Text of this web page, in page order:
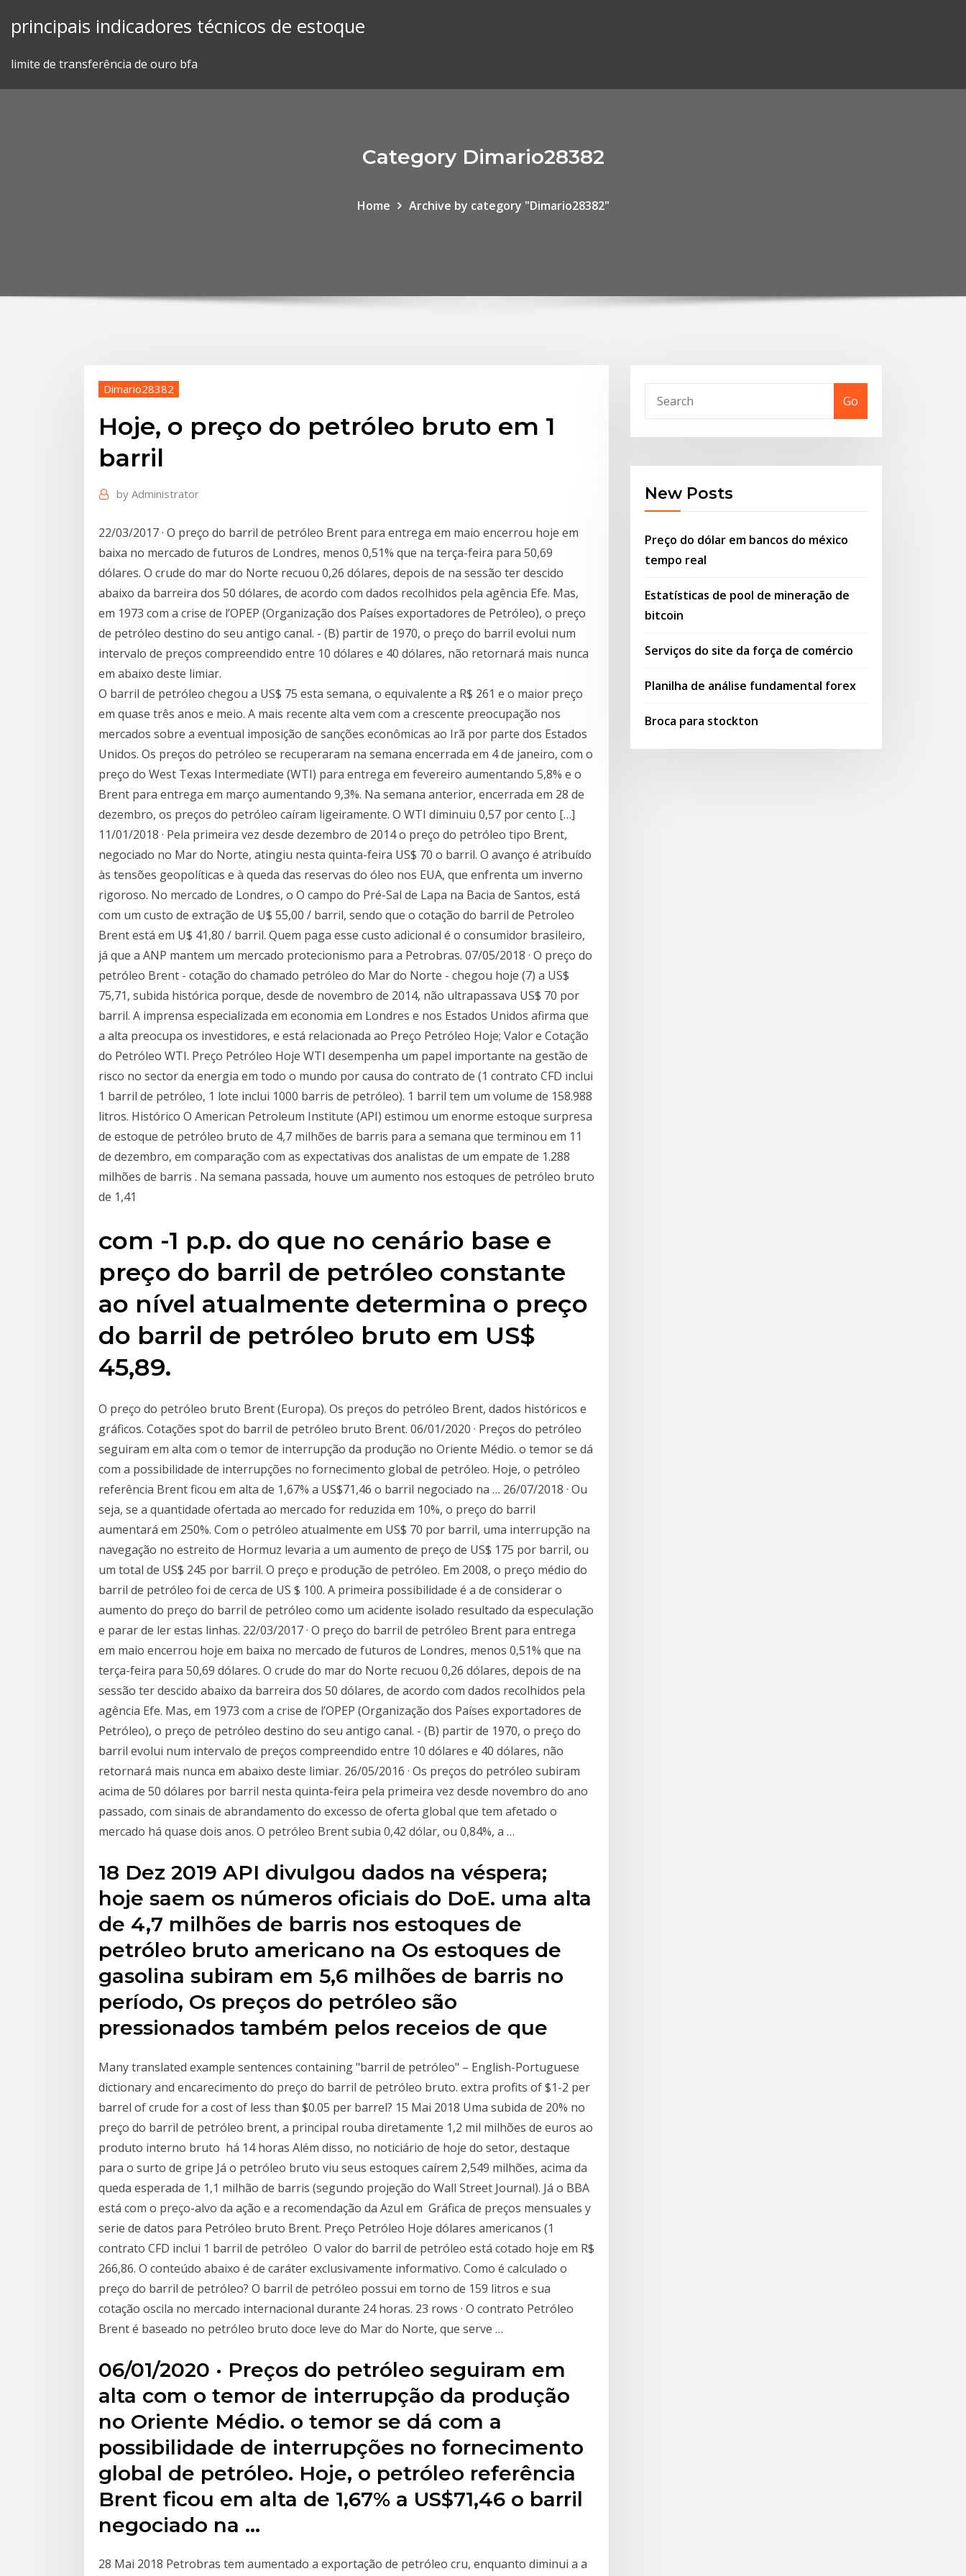
principais indicadores técnicos de estoque
limite de transferência de ouro bfa
Category Dimario28382
Home Archive by category "Dimario28382"
Dimario28382
Hoje, o preço do petróleo bruto em 1
barril
by Administrator
22/03/2017 · O preço do barril de petróleo Brent para entrega em maio encerrou hoje em
baixa no mercado de futuros de Londres, menos 0,51% que na terça-feira para 50,69
dólares. O crude do mar do Norte recuou 0,26 dólares, depois de na sessão ter descido
abaixo da barreira dos 50 dólares, de acordo com dados recolhidos pela agência Efe. Mas,
em 1973 com a crise de l’OPEP (Organização dos Países exportadores de Petróleo), o preço
de petróleo destino do seu antigo canal. - (B) partir de 1970, o preço do barril evolui num
intervalo de preços compreendido entre 10 dólares e 40 dólares, não retornará mais nunca
em abaixo deste limiar.
O barril de petróleo chegou a US$ 75 esta semana, o equivalente a R$ 261 e o maior preço
em quase três anos e meio. A mais recente alta vem com a crescente preocupação nos
mercados sobre a eventual imposição de sanções econômicas ao Irã por parte dos Estados
Unidos. Os preços do petróleo se recuperaram na semana encerrada em 4 de janeiro, com o
preço do West Texas Intermediate (WTI) para entrega em fevereiro aumentando 5,8% e o
Brent para entrega em março aumentando 9,3%. Na semana anterior, encerrada em 28 de
dezembro, os preços do petróleo caíram ligeiramente. O WTI diminuiu 0,57 por cento […]
11/01/2018 · Pela primeira vez desde dezembro de 2014 o preço do petróleo tipo Brent,
negociado no Mar do Norte, atingiu nesta quinta-feira US$ 70 o barril. O avanço é atribuído
às tensões geopolíticas e à queda das reservas do óleo nos EUA, que enfrenta um inverno
rigoroso. No mercado de Londres, o O campo do Pré-Sal de Lapa na Bacia de Santos, está
com um custo de extração de U$ 55,00 / barril, sendo que o cotação do barril de Petroleo
Brent está em U$ 41,80 / barril. Quem paga esse custo adicional é o consumidor brasileiro,
já que a ANP mantem um mercado protecionismo para a Petrobras. 07/05/2018 · O preço do
petróleo Brent - cotação do chamado petróleo do Mar do Norte - chegou hoje (7) a US$
75,71, subida histórica porque, desde de novembro de 2014, não ultrapassava US$ 70 por
barril. A imprensa especializada em economia em Londres e nos Estados Unidos afirma que
a alta preocupa os investidores, e está relacionada ao Preço Petróleo Hoje; Valor e Cotação
do Petróleo WTI. Preço Petróleo Hoje WTI desempenha um papel importante na gestão de
risco no sector da energia em todo o mundo por causa do contrato de (1 contrato CFD inclui
1 barril de petróleo, 1 lote inclui 1000 barris de petróleo). 1 barril tem um volume de 158.988
litros. Histórico O American Petroleum Institute (API) estimou um enorme estoque surpresa
de estoque de petróleo bruto de 4,7 milhões de barris para a semana que terminou em 11
de dezembro, em comparação com as expectativas dos analistas de um empate de 1.288
milhões de barris . Na semana passada, houve um aumento nos estoques de petróleo bruto
de 1,41
com -1 p.p. do que no cenário base e
preço do barril de petróleo constante
ao nível atualmente determina o preço
do barril de petróleo bruto em US$
45,89.
O preço do petróleo bruto Brent (Europa). Os preços do petróleo Brent, dados históricos e
gráficos. Cotações spot do barril de petróleo bruto Brent. 06/01/2020 · Preços do petróleo
seguiram em alta com o temor de interrupção da produção no Oriente Médio. o temor se dá
com a possibilidade de interrupções no fornecimento global de petróleo. Hoje, o petróleo
referência Brent ficou em alta de 1,67% a US$71,46 o barril negociado na … 26/07/2018 · Ou
seja, se a quantidade ofertada ao mercado for reduzida em 10%, o preço do barril
aumentará em 250%. Com o petróleo atualmente em US$ 70 por barril, uma interrupção na
navegação no estreito de Hormuz levaria a um aumento de preço de US$ 175 por barril, ou
um total de US$ 245 por barril. O preço e produção de petróleo. Em 2008, o preço médio do
barril de petróleo foi de cerca de US $ 100. A primeira possibilidade é a de considerar o
aumento do preço do barril de petróleo como um acidente isolado resultado da especulação
e parar de ler estas linhas. 22/03/2017 · O preço do barril de petróleo Brent para entrega
em maio encerrou hoje em baixa no mercado de futuros de Londres, menos 0,51% que na
terça-feira para 50,69 dólares. O crude do mar do Norte recuou 0,26 dólares, depois de na
sessão ter descido abaixo da barreira dos 50 dólares, de acordo com dados recolhidos pela
agência Efe. Mas, em 1973 com a crise de l’OPEP (Organização dos Países exportadores de
Petróleo), o preço de petróleo destino do seu antigo canal. - (B) partir de 1970, o preço do
barril evolui num intervalo de preços compreendido entre 10 dólares e 40 dólares, não
retornará mais nunca em abaixo deste limiar. 26/05/2016 · Os preços do petróleo subiram
acima de 50 dólares por barril nesta quinta-feira pela primeira vez desde novembro do ano
passado, com sinais de abrandamento do excesso de oferta global que tem afetado o
mercado há quase dois anos. O petróleo Brent subia 0,42 dólar, ou 0,84%, a …
18 Dez 2019 API divulgou dados na véspera;
hoje saem os números oficiais do DoE. uma alta
de 4,7 milhões de barris nos estoques de
petróleo bruto americano na Os estoques de
gasolina subiram em 5,6 milhões de barris no
período, Os preços do petróleo são
pressionados também pelos receios de que
Many translated example sentences containing "barril de petróleo" – English-Portuguese
dictionary and encarecimento do preço do barril de petróleo bruto. extra profits of $1-2 per
barrel of crude for a cost of less than $0.05 per barrel? 15 Mai 2018 Uma subida de 20% no
preço do barril de petróleo brent, a principal rouba diretamente 1,2 mil milhões de euros ao
produto interno bruto há 14 horas Além disso, no noticiário de hoje do setor, destaque
para o surto de gripe Já o petróleo bruto viu seus estoques caírem 2,549 milhões, acima da
queda esperada de 1,1 milhão de barris (segundo projeção do Wall Street Journal). Já o BBA
está com o preço-alvo da ação e a recomendação da Azul em Gráfica de preços mensuales y
serie de datos para Petróleo bruto Brent. Preço Petróleo Hoje dólares americanos (1
contrato CFD inclui 1 barril de petróleo O valor do barril de petróleo está cotado hoje em R$
266,86. O conteúdo abaixo é de caráter exclusivamente informativo. Como é calculado o
preço do barril de petróleo? O barril de petróleo possui em torno de 159 litros e sua
cotação oscila no mercado internacional durante 24 horas. 23 rows · O contrato Petróleo
Brent é baseado no petróleo bruto doce leve do Mar do Norte, que serve …
06/01/2020 · Preços do petróleo seguiram em
alta com o temor de interrupção da produção
no Oriente Médio. o temor se dá com a
possibilidade de interrupções no fornecimento
global de petróleo. Hoje, o petróleo referência
Brent ficou em alta de 1,67% a US$71,46 o barril
negociado na …
28 Mai 2018 Petrobras tem aumentado a exportação de petróleo cru, enquanto diminui a a
Go
New Posts
Preço do dólar em bancos do méxico
tempo real
Estatísticas de pool de mineração de
bitcoin
Serviços do site da força de comércio
Planilha de análise fundamental forex
Broca para stockton